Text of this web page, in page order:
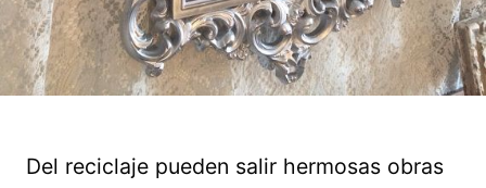
Del reciclaje pueden salir hermosas obras